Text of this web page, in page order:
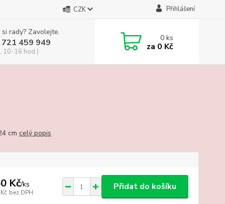
CZK Přihlášení
rady? Zavolejte.
459 949
10-16 hod.)
0ks
za 0 Kč
cm celý popis
Kč/ks
bez DPH
Přidat do košíku